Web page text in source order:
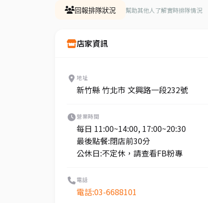
回報排隊狀況 幫助其他人了解實時排隊情況
店家資訊
地址
新竹縣 竹北市 文興路一段232號
營業時間
每日 11:00~14:00, 17:00~20:30
最後點餐:閉店前30分
公休日:不定休，請查看FB粉專
電話
電話:03-6688101